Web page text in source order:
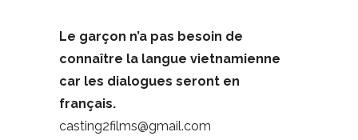
Le garçon n’a pas besoin de
connaître la langue vietnamienne
car les dialogues seront en
français.
casting2films@gmail.com